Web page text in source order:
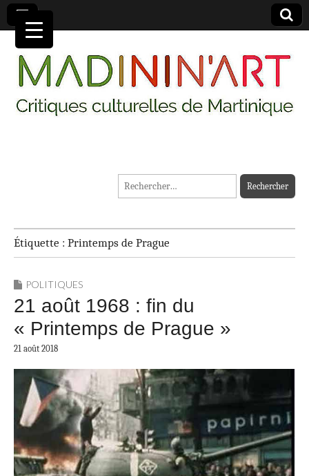
MADININ'ART
Rechercher :
Étiquette : Printemps de Prague
POLITIQUES
21 août 1968 : fin du
« Printemps de Prague »
21 août 2018